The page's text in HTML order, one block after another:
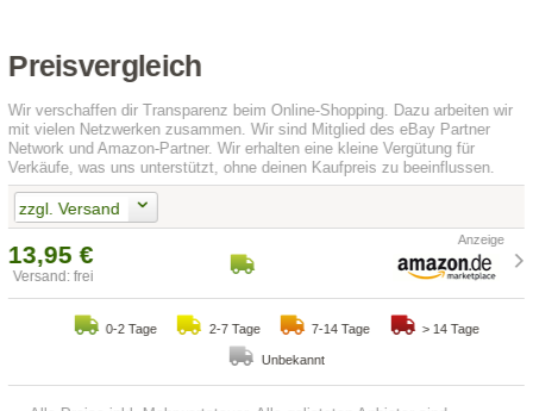
Preisvergleich
Wir verschaffen dir Transparenz beim Online-Shopping. Dazu arbeiten wir
mit vielen Netzwerken zusammen. Wir sind Mitglied des eBay Partner
Network und Amazon-Partner. Wir erhalten eine kleine Vergütung für
Verkäufe, was uns unterstützt, ohne deinen Kaufpreis zu beeinflussen.
zzgl. Versand
13,95 €
Versand: frei
0-2 Tage 2-7 Tage 7-14 Tage > 14 Tage
Unbekannt